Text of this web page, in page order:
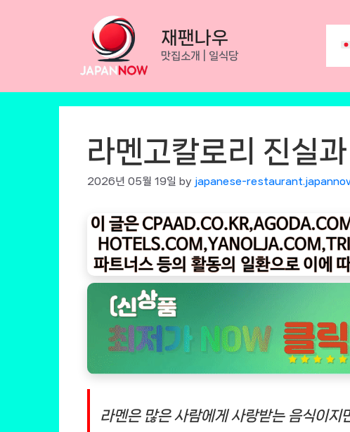
재팬나우
맛집소개 | 일식당
라멘고칼로리 진실
2026년 05월 19일 by japanese-
라멘은 많은 사람에게 사랑받는 음식이지